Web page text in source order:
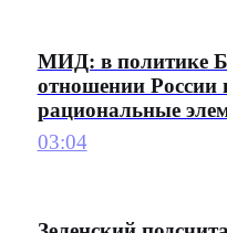
МИД: в политике
отношении России
рациональные
03:04